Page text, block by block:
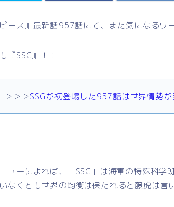
ピース』最新話957話にて、また気になるワ
『SSG』！！
＞＞＞SSGが初登場した957話は世界情勢
ューによれば、「SSG」は海軍の特殊科学
なくとも世界の均衡は保たれると藤虎は言